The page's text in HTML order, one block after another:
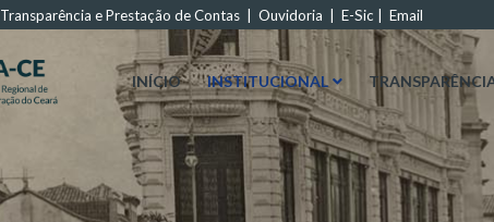
Transparência e Prestação de Contas Ouvidoria E-Sic Email
INÍCIO INSTITUCIONAL